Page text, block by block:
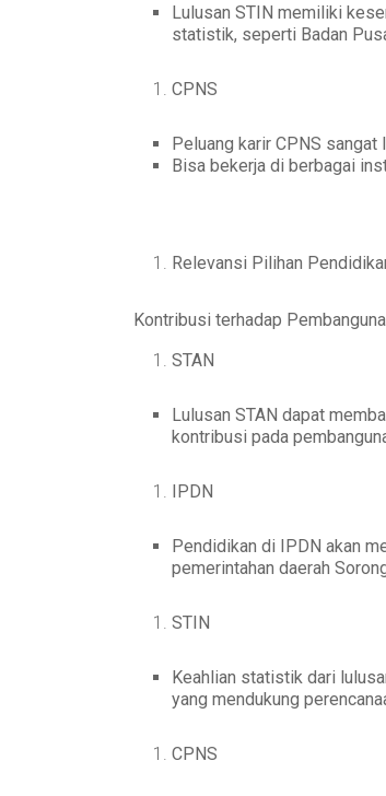
Lulusan STIN memiliki
statistik, seperti Badan
CPNS
Peluang karir CPNS
Bisa bekerja di berbagai
Relevansi Pilihan
Kontribusi terhadap
STAN
Lulusan STAN dapat
kontribusi pada
IPDN
Pendidikan di IPDN akan
pemerintahan daerah
STIN
Keahlian statistik dari
yang mendukung
CPNS